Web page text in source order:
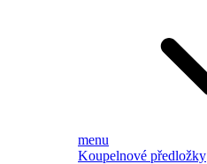
menu
Koupelnové předložky